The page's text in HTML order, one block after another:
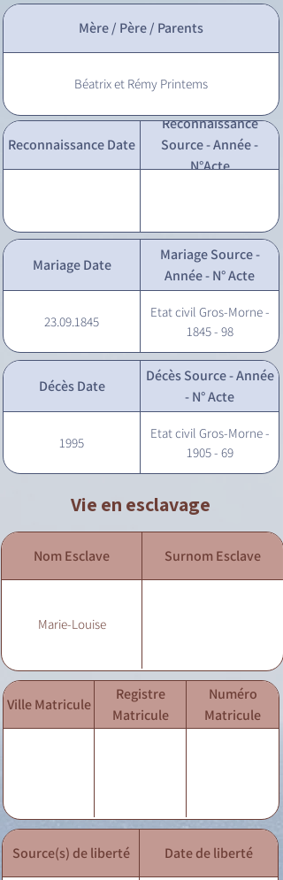
Mère / Père / Parents
Béatrix et Rémy Printems
Reconnaissance Date
Reconnaissance
Source - Année -
N°Acte
Mariage Date
Mariage Source -
Année - N° Acte
23.09.1845
Etat civil Gros-Morne -
1845 - 98
Décès Date
Décès Source - Année
- N° Acte
1995
Etat civil Gros-Morne -
1905 - 69
Vie en esclavage
Nom Esclave Surnom Esclave
Marie-Louise
Ville Matricule
Registre
Matricule
Numéro
Matricule
Source(s) de liberté Date de liberté